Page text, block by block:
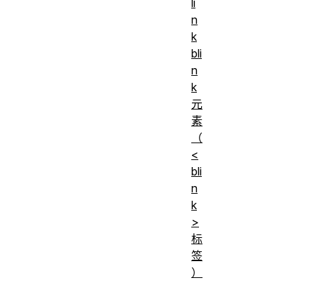
TCP
HTTP/2
协议
HTTP/3
n
k
bli
n
k
元
素
（
<
bli
n
k
>
标
签
）